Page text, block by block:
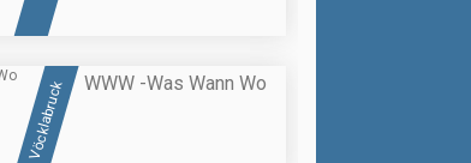
Vöcklabruck WWW -Was Wann Wo